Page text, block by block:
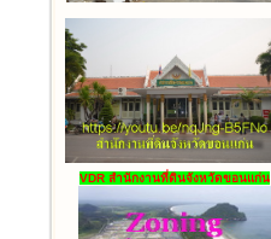
VDR สำนักงานที่ดินจังหวัดขอนแก่น